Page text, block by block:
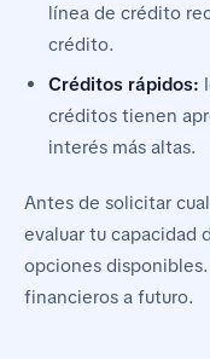
línea de crédito
crédito.
Créditos rápidos:
créditos tienen
interés más altas.
Antes de solicitar
evaluar tu capacidad
opciones
financieros a futuro.